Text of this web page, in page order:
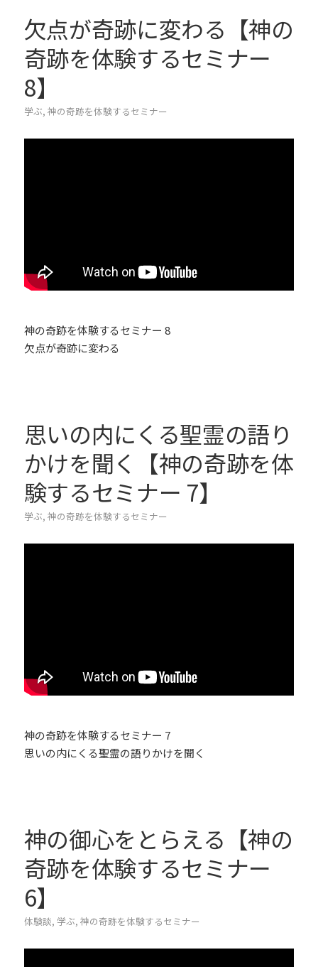
欠点が奇跡に変わる【神の
奇跡を体験するセミナー
8】
学ぶ, 神の奇跡を体験するセミナー
神の奇跡を体験するセミナー 8
欠点が奇跡に変わる
思いの内にくる聖霊の語り
かけを聞く【神の奇跡を体
験するセミナー 7】
学ぶ, 神の奇跡を体験するセミナー
神の奇跡を体験するセミナー 7
思いの内にくる聖霊の語りかけを聞く
神の御心をとらえる【神の
奇跡を体験するセミナー
6】
体験談, 学ぶ, 神の奇跡を体験するセミナー